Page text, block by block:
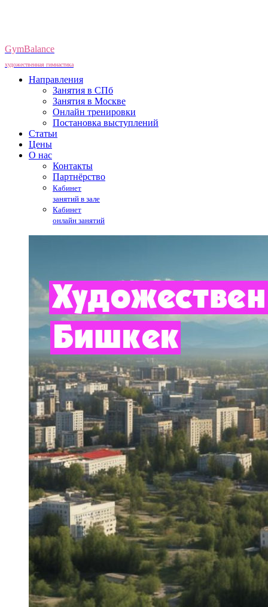
GymBalance
художественная гимнастика
Направления
Занятия в СПб
Занятия в Москве
Онлайн тренировки
Постановка выступлений
Статьи
Цены
О нас
Контакты
Партнёрство
Кабинет
занятий в зале
Кабинет
онлайн занятий